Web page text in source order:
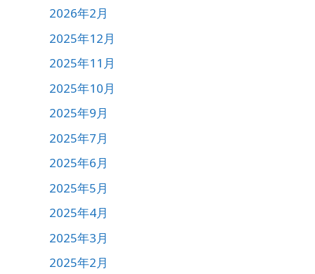
2026年2月
2025年12月
2025年11月
2025年10月
2025年9月
2025年7月
2025年6月
2025年5月
2025年4月
2025年3月
2025年2月